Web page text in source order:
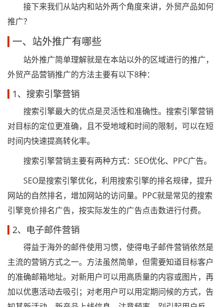
接下来我们从站内和站外两个角度来讲，外贸产品如何
推广？
一、站外推广有哪些
站外推广简单理解就是在本站以外的区域进行的推广，
外贸产品营销推广的方法主要有以下8种：
1、搜索引擎营销
搜索引擎最大的优点是灵活性和准确性。搜索引擎营销
对目标的定位更准确，且不受地域和时间的限制，可以在短
时间内快速提高转化率。
搜索引擎营销主要有两种方式：SEO优化、PPC广告。
SEO是搜索引擎优化，利用搜索引擎的排名规律，提升
网站的自然排名，增加网站的访问量。PPC就是常见的搜索
引擎竞价排名广告，按实际发生的广告点击数进行付费。
2、电子邮件营销
得益于海外的邮件使用习惯，使得电子邮件营销依然是
主流的营销方式之一。方法虽然简单，但需要知道目标客户
的准确邮箱地址。对新用户可以用高质量的内容或图片，再
加以优惠活动去吸引；对老用户可以用定期问候的方式，告